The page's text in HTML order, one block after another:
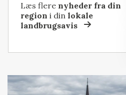
Læs flere nyheder fra din
region i dinlokale
landbrugsavis